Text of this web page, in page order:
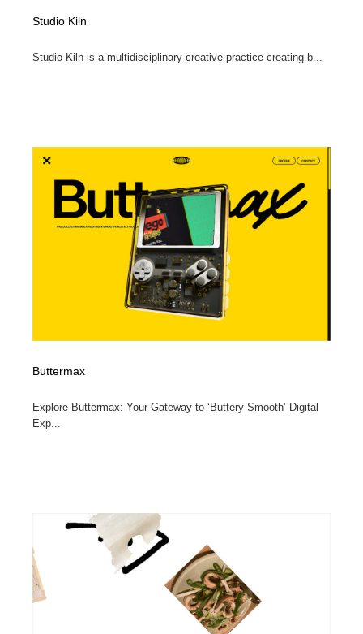
Studio Kiln
Studio Kiln is a multidisciplinary creative practice creating b...
Buttermax
Explore Buttermax: Your Gateway to ‘Buttery Smooth’ Digital
Exp...